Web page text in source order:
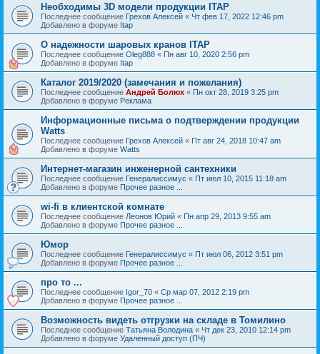
Необходимы 3D модели продукции ITAP
Последнее сообщение Грехов Алексей « Чт фев 17, 2022 12:46 pm
Добавлено в форуме Itap
О надежности шаровых кранов ITAP
Последнее сообщение Oleg888 « Пн авг 10, 2020 2:56 pm
Добавлено в форуме Itap
Каталог 2019/2020 (замечания и пожелания)
Последнее сообщение Андрей Болюх « Пн окт 28, 2019 3:25 pm
Добавлено в форуме Реклама
Информационные письма о подтверждении продукции
Watts
Последнее сообщение Грехов Алексей « Пт авг 24, 2018 10:47 am
Добавлено в форуме Watts
Интернет-магазин инженерной сантехники
Последнее сообщение Генералиссимус « Пт июл 10, 2015 11:18 am
Добавлено в форуме Прочее разное ...
wi-fi в клиентской комнате
Последнее сообщение Леонов Юрий « Пн апр 29, 2013 9:55 am
Добавлено в форуме Прочее разное ...
Юмор
Последнее сообщение Генералиссимус « Пт июл 06, 2012 3:51 pm
Добавлено в форуме Прочее разное ...
про то ...
Последнее сообщение Igor_70 « Ср мар 07, 2012 2:19 pm
Добавлено в форуме Прочее разное ...
Возможность видеть отгрузки на складе в Томилино
Последнее сообщение Татьяна Володина « Чт дек 23, 2010 12:14 pm
Добавлено в форуме Удаленный доступ (ПЧ)